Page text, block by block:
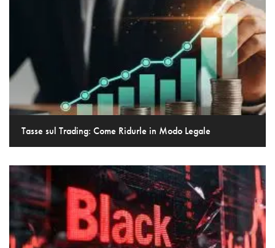
Tasse sul Trading: Come Ridurle in Modo Legale